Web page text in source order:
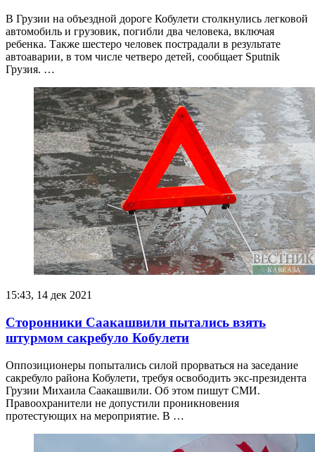
В Грузии на объездной дороге Кобулети столкнулись легковой
автомобиль и грузовик, погибли два человека, включая
ребенка. Также шестеро человек пострадали в результате
автоаварии, в том числе четверо детей, сообщает Sputnik
Грузия. …
15:43, 14 дек 2021
Сторонники Саакашвили пытались взять
штурмом сакребуло Кобулети
Оппозиционеры попытались силой прорваться на заседание
сакребуло района Кобулети, требуя освободить экс-президента
Грузии Михаила Саакашвили. Об этом пишут СМИ.
Правоохранители не допустили проникновения
протестующих на мероприятие. В …